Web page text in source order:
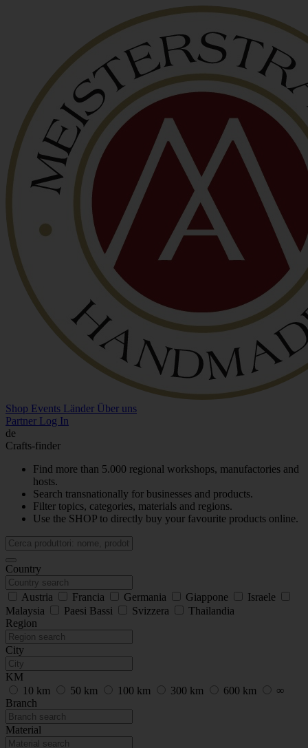
Shop Events Länder Über uns
Partner Log In
de
Crafts-finder
Find more than 5.000 regional workshops, manufactories and
hosts.
Search transnationally for businesses and products.
Filter topics, categories, materials and regions.
Use the SHOP to directly buy your favourite products online.
Country
Austria Francia Germania Giappone
Israele
Malaysia
Paesi Bassi Svizzera
Thailandia
Region
City
KM
10 km
50 km 100 km 300 km 600 km
∞
Branch
Material